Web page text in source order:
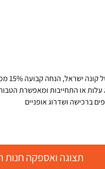
חברי
עלות או התחייבות ומאפשרת
ברכישה ושדרוג אופניים
תצוגה ואספקה חנות